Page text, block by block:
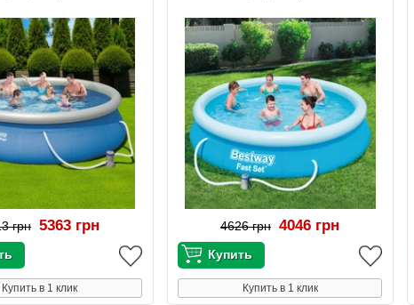
грн 5363 грн
Купить в 1 клик
4626 грн 4046 грн
Купить в 1 клик